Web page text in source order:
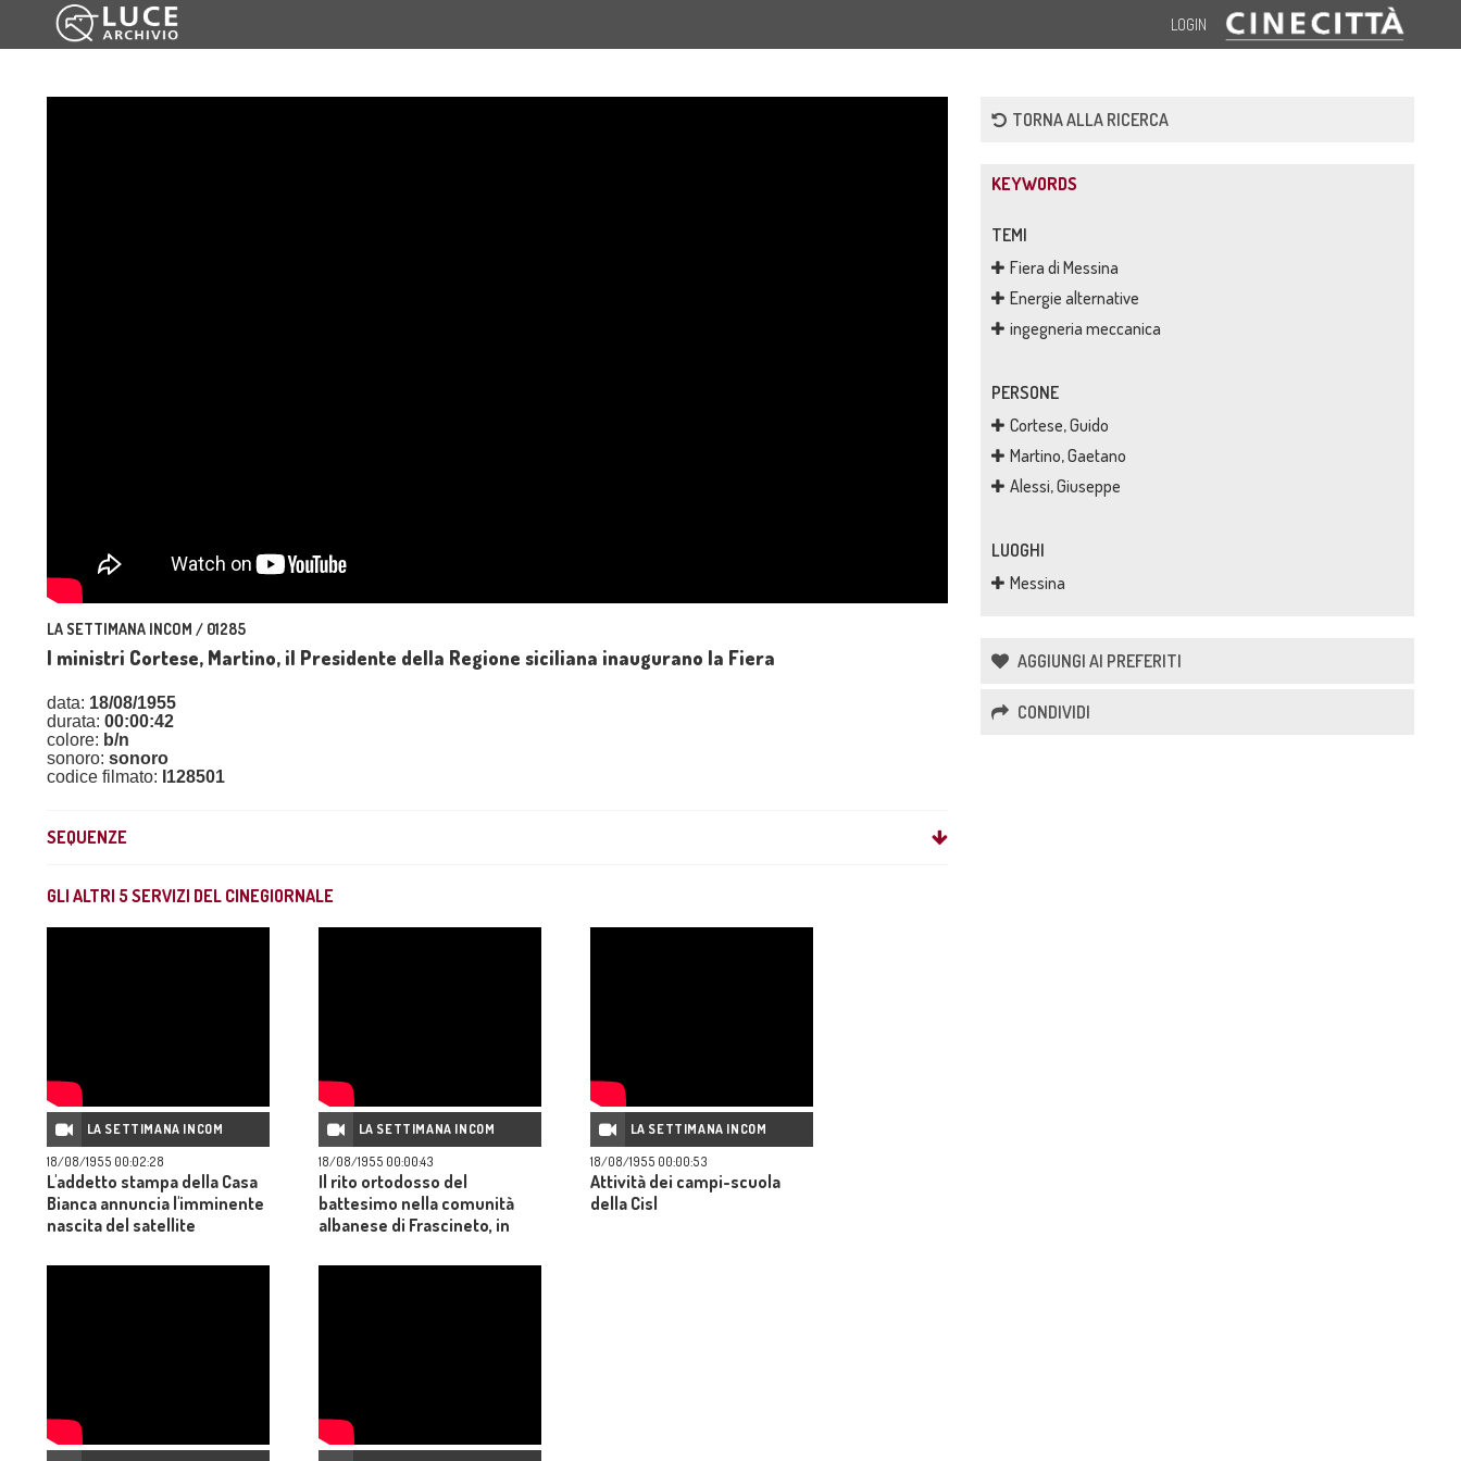
LOGIN
LA SETTIMANA INCOM / 01285
I ministri Cortese, Martino, il Presidente della Regione siciliana inaugurano la Fiera
data: 18/08/1955
durata: 00:00:42
colore: b/n
sonoro: sonoro
codice filmato: I128501
SEQUENZE
GLI ALTRI 5 SERVIZI DEL CINEGIORNALE
LA SETTIMANA INCOM
18/08/1955 00:02:28
L'addetto stampa della Casa
Bianca annuncia l'imminente
nascita del satellite
Cadenabbia espone i suoi
LA SETTIMANA INCOM
18/08/1955 00:00:43
Il rito ortodosso del
battesimo nella comunità
albanese di Frascineto, in
LA SETTIMANA INCOM
18/08/1955 00:00:53
Attività dei campi-scuola
della Cisl
TORNA ALLA RICERCA
KEYWORDS
TEMI
Fiera di Messina
Energie alternative
ingegneria meccanica
PERSONE
Cortese, Guido
Martino, Gaetano
Alessi, Giuseppe
LUOGHI
Messina
AGGIUNGI AI PREFERITI
CONDIVIDI